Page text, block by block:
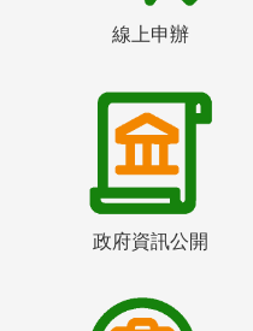
線上申辦
政府資訊公開